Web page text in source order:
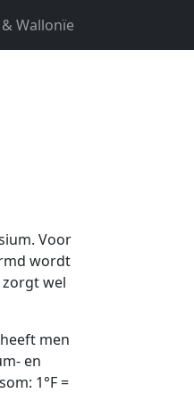
Wallonïe
Voor
wordt
wel
men
en
1°F =